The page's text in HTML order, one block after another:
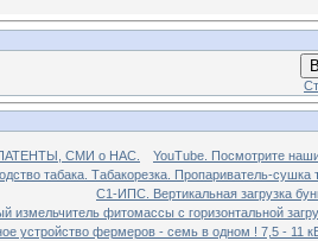
СМИ о НАС.
YouTube. Посмотрите
табака. Табакорезка. Пропариватель-сушка
C1-ИПС. Вертикальная загрузка
измельчитель фитомассы с горизонтальной
устройство фермеров - семь в одном ! 7,5 - 11